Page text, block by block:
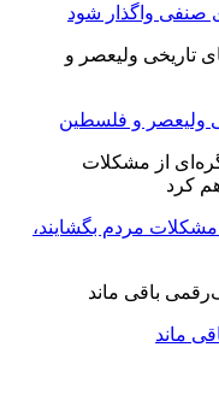
صنفی واگذار شود
ولیعصر و فلسطین
مشکلات مردم بگشایند،
ماند